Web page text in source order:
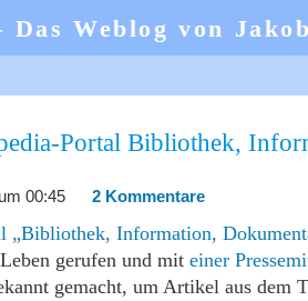
Weblog von
Portal Bibliothek,
00:45 2 Kommentare
„Bibliothek, Information,
gerufen und mit einer
gemacht, um Artikel aus dem